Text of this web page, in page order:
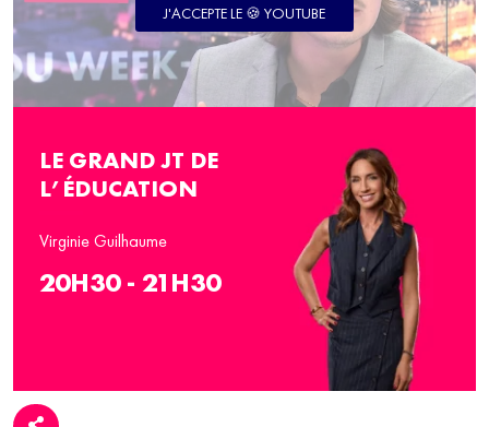
J'ACCEPTE LE 🍪 YOUTUBE
LE GRAND JT DE
L’ÉDUCATION
Virginie Guilhaume
20H30 - 21H30